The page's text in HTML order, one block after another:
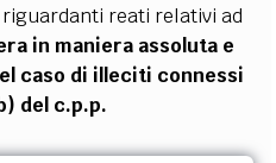
reati relativi ad
in maniera assoluta e
caso di illeciti connessi
del c.p.p.